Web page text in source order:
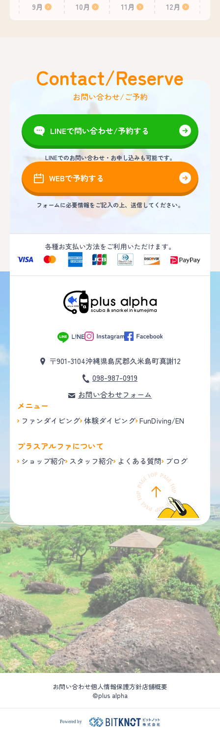
9月
10月 11月 12月
Contact/Reserve
お問い合わせ/ご予約
LINEで問い合わせ/予約する
LINEでのお問い合わせ・お申し込みも可能です。
WEBで予約する
フォームに必要情報をご記入の上、送信してください。
各種お支払い方法をご利用いただけます。
〒901-3104沖縄県島尻郡久米島町真謝12
098-987-0919
お問い合わせフォーム
メニュー
ファンダイビング 体験ダイビング FunDiving/EN
プラスアルファについて
ショップ紹介 スタッフ紹介 よくある質問 ブログ
お問い合わせ個人情報保護方針店舗概要
©plus alpha